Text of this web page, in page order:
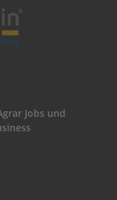
Jobs und